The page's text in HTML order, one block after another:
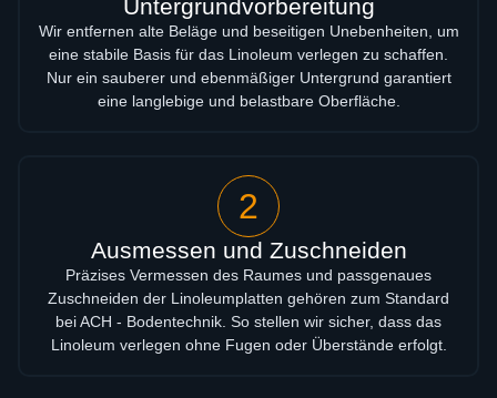
Untergrundvorbereitung
Wir entfernen alte Beläge und beseitigen Unebenheiten, um
eine stabile Basis für das Linoleum verlegen zu schaffen.
Nur ein sauberer und ebenmäßiger Untergrund garantiert
eine langlebige und belastbare Oberfläche.
2
Ausmessen und Zuschneiden
Präzises Vermessen des Raumes und passgenaues
Zuschneiden der Linoleumplatten gehören zum Standard
bei ACH - Bodentechnik. So stellen wir sicher, dass das
Linoleum verlegen ohne Fugen oder Überstände erfolgt.